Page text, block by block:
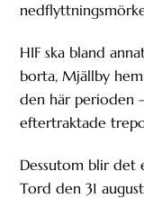
HIF ska bland
borta, Mjällby
den här perioden
eftertraktade
Dessutom blir
Tord den 31